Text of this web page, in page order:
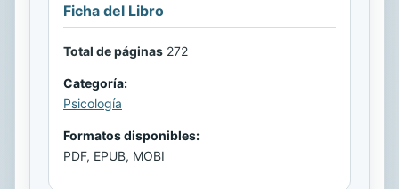
Ficha del Libro
Total de páginas 272
Categoría:
Psicología
Formatos disponibles:
PDF, EPUB, MOBI